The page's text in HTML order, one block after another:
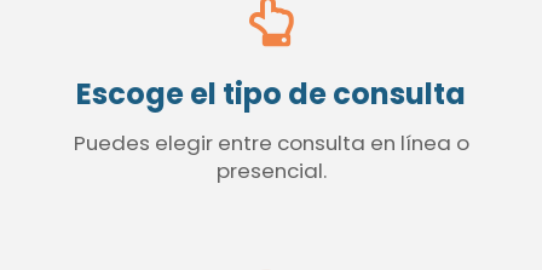
Escoge el tipo de consulta
Puedes elegir entre consulta en línea o
presencial.